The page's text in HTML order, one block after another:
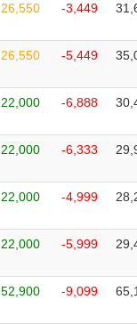
26,550 -3,449
26,550 -5,449
22,000 -6,888
22,000 -6,333
22,000 -4,999
22,000 -5,999
52,900 -9,099